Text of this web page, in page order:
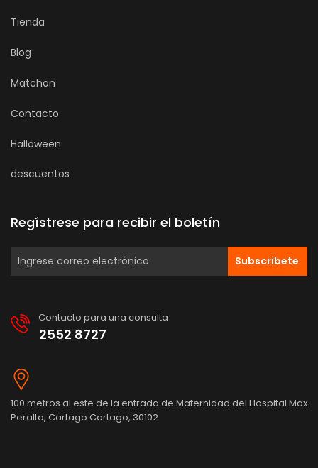
Tienda
Blog
Matchon
Contacto
Halloween
descuentos
Regístrese para recibir el boletín
Subscribete
Contacto para una consulta
2552 8727
100 metros al este de la entrada de Maternidad del Hospital Max
Peralta, Cartago Cartago, 30102